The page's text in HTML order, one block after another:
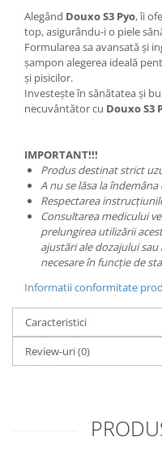
Alegând Douxo S3 Pyo, îi
top, asigurându-i o piele
Formularea sa avansată și
șampon alegerea ideală
și pisicilor.​
Investește în sănătatea și
necuvântător cu Douxo S3
IMPORTANT!!!
Produs destinat strict
A nu se lăsa la
Respectarea
Consultarea medicului
prelungirea utilizării
ajustări ale dozajului
necesare în funcție de
Informatii conformitate
Caracteristici
Review-uri(0)